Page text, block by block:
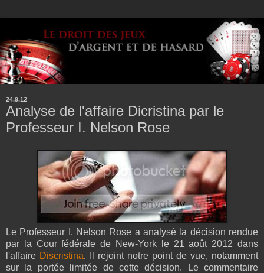
24.9.12
Analyse de l'affaire Dicristina par le
Professeur I. Nelson Rose
Le Professeur I. Nelson Rose a analysé la décision rendue
par la Cour fédérale de New-York le 21 août 2012 dans
l'affaire Discristina. Il rejoint notre point de vue, notamment
sur la portée limitée de cette décision. Le commentaire